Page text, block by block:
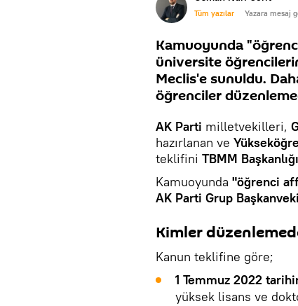
Tüm yazılar Yazara mesaj
Kamuoyunda
üniversite
Meclis'e sunuldu.
öğrenciler
AK Parti milletvekilleri,
hazırlanan ve
teklifini TBMM
Kamuoyunda "öğrenci
AK Parti Grup
Kimler
Kanun teklifine göre;
1 Temmuz 2022
yüksek lisans ve